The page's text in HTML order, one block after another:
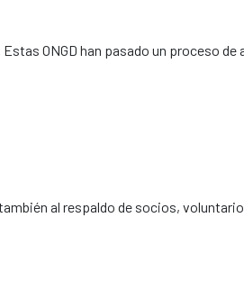
Estas ONGD han pasado un proceso
al respaldo de socios,